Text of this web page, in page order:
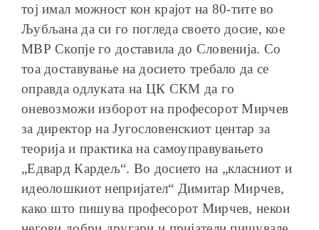
тој имал можност кон крајот на 80-тите во
Љубљана да си го погледа своето досие, кое
МВР Скопје го доставила до Словенија. Со
тоа доставување на досието требало да се
оправда одлуката на ЦК СКМ да го
оневозможи изборот на професорот Мирчев
за директор на Југословенскиот центар за
теорија и практика на самоуправувањето
„Едвард Кардељ“. Во досието на „класниот и
идеолошкиот непријател“ Димитар Мирчев,
како што пишува професорот Мирчев, некои